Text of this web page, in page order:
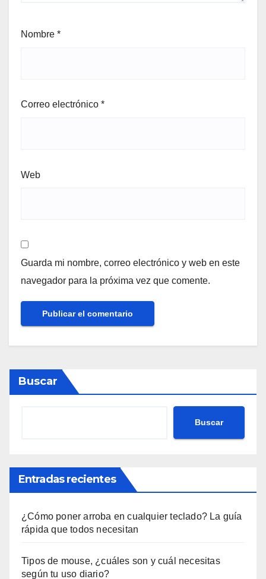
Nombre *
Correo electrónico *
Web
Guarda mi nombre, correo electrónico y web en este
navegador para la próxima vez que comente.
Buscar
Buscar
Entradas recientes
¿Cómo poner arroba en cualquier teclado? La guía
rápida que todos necesitan
Tipos de mouse, ¿cuáles son y cuál necesitas
según tu uso diario?